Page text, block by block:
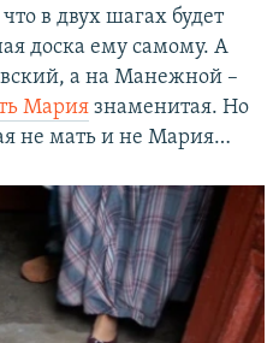
в двух шагах будет
доска ему самому. А
а на Манежной –
Мария знаменитая. Но
не мать и не Мария…